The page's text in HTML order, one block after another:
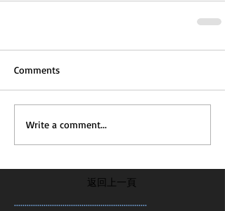
Comments
Write a comment...
返回上一頁
...............................................................